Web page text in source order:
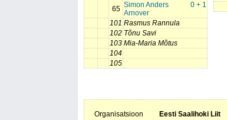
65
0 + 1
Simon Anders
Arnover
101 Rasmus Rannula
102 Tõnu Savi
103 Mia-Maria Mõtus
104
105
Organisatsioon Eesti Saalihoki Liit